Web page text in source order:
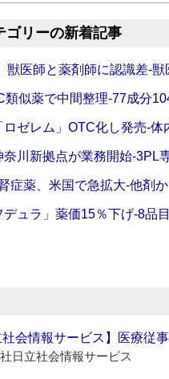
ゴリーの新着記事
獣医師と薬剤師に認識差‐
類似薬で中間整理‐77成分
ロゼレム」OTC化し発売‐
奈川新拠点が業務開始‐3PL
症薬、米国で急拡大‐他剤
デュラ」薬価15％下げ‐8品
社会情報サービス】医療従
日立社会情報サービス